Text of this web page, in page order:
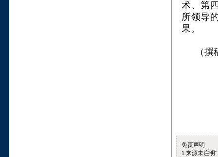
术、第
所领导
果。
（
免责声明
1.来源未注明